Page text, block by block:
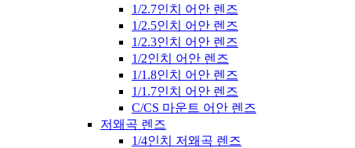
1/2.7인치 어안 렌즈
1/2.5인치 어안 렌즈
1/2.3인치 어안 렌즈
1/2인치 어안 렌즈
1/1.8인치 어안 렌즈
1/1.7인치 어안 렌즈
C/CS 마운트 어안 렌즈
저왜곡 렌즈
1/4인치 저왜곡 렌즈